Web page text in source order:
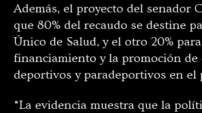
Además, el proyecto del senador
que 80% del recaudo se destine
Único de Salud, y el otro 20%
financiamiento y la promoción de
deportivos y paradeportivos en el
“La evidencia muestra que la